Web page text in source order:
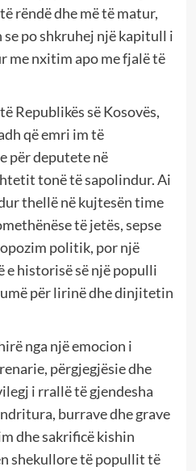
rëndë dhe më të matur,
po shkruhej një kapitull i
me nxitim apo me fjalë të
Republikës së Kosovës,
që emri im të
për deputete në
tonë të sapolindur. Ai
thellë në kujtesën time
të jetës, sepse
politik, por një
e historisë së një populli
për lirinë dhe dinjitetin
nga një emocion i
përgjegjësie dhe
i rrallë të gjendesha
burrave dhe grave
dhe sakrificë kishin
shekullore të popullit të